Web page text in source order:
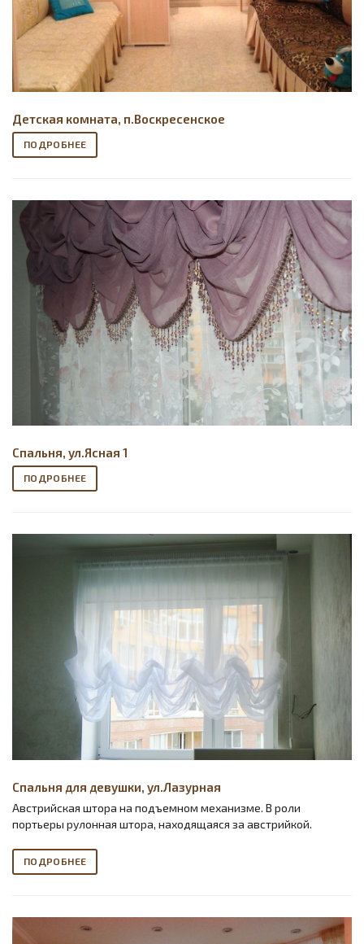
Детская комната, п.Воскресенское
ПОДРОБНЕЕ
Спальня, ул.Ясная 1
ПОДРОБНЕЕ
Спальня для девушки, ул.Лазурная
Австрийская штора на подъемном механизме. В роли
портьеры рулонная штора, находящаяся за австрийкой.
ПОДРОБНЕЕ